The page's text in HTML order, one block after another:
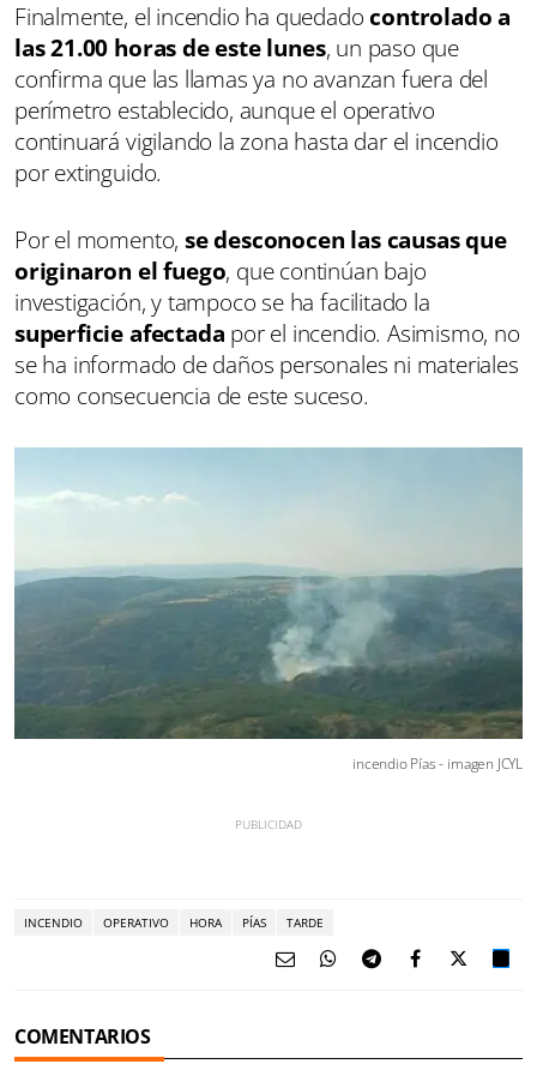
Finalmente, el incendio ha quedadocontrolado a
las 21.00 horas de este lunes, un paso que
confirma que las llamas ya no avanzan fuera del
perímetro establecido, aunque el operativo
continuará vigilando la zona hasta dar el incendio
por extinguido.
Por el momento, se desconocen las causas que
originaron el fuego, que continúan bajo
investigación, y tampoco se ha facilitado la
superficie afectada por el incendio. Asimismo, no
se ha informado de daños personales ni materiales
como consecuencia de este suceso.
incendio Pías - imagen JCYL
INCENDIO OPERATIVO HORA PÍAS TARDE
COMENTARIOS